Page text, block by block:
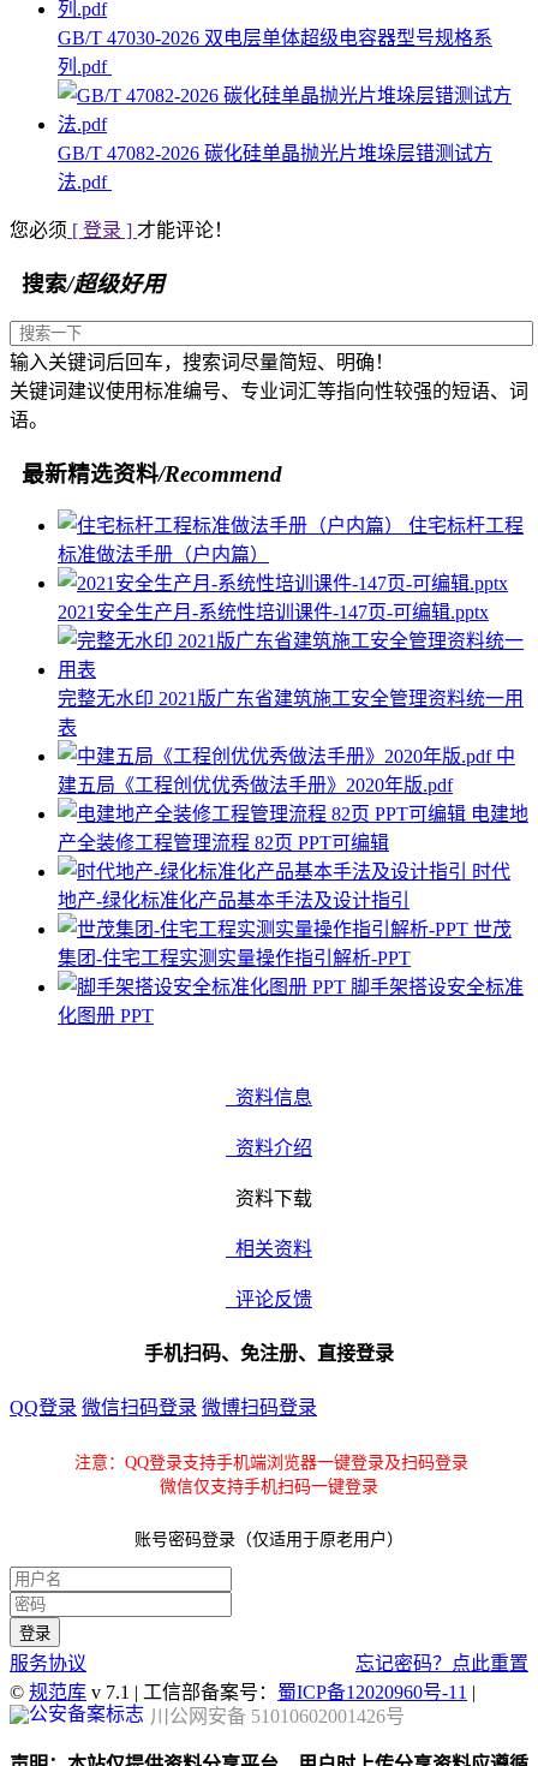
GB/T 47030-2026 双电层单体超级电容器型号规格系
列.pdf
GB/T 47082-2026 碳化硅单晶抛光片堆垛层错测试方
法.pdf
您必须 [ 登录 ] 才能评论！
搜索/超级好用
输入关键词后回车，搜索词尽量简短、明确！
关键词建议使用标准编号、专业词汇等指向性较强的短语、词
语。
最新精选资料/Recommend
住宅标杆工程
标准做法手册（户内篇）
2021安全生产月-系统性培训课件-147页-可编辑.pptx
完整无水印 2021版广东省建筑施工安全管理资料统一用
表
中
建五局《工程创优优秀做法手册》2020年版.pdf
电建地
产全装修工程管理流程 82页 PPT可编辑
时代
地产-绿化标准化产品基本手法及设计指引
世茂
集团-住宅工程实测实量操作指引解析-PPT
脚手架搭设安全标准
化图册 PPT
资料信息
资料介绍
资料下载
相关资料
评论反馈
手机扫码、免注册、直接登录
QQ登录 微信扫码登录 微博扫码登录
注意：QQ登录支持手机端浏览器一键登录及扫码登录
微信仅支持手机扫码一键登录
账号密码登录（仅适用于原老用户）
服务协议
忘记密码？点此重置
© 规范库 v 7.1 | 工信部备案号： 蜀ICP备12020960号-11 |
川公网安备 51010602001426号